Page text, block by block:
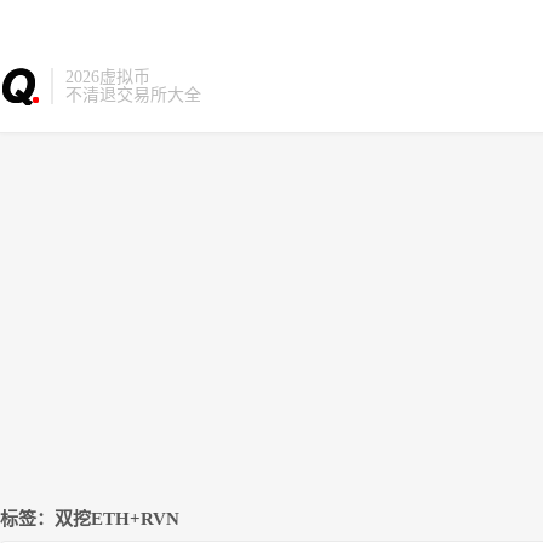
2026虚拟币
不清退交易所大全
标签：双挖ETH+RVN